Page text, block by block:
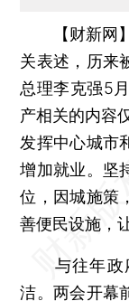
【财新网
关表述，历来
总理李克强5
产相关的内容
发挥中心城市
增加就业。坚
位，因城施策
善便民设施，
与往年政府
洁。两会开幕